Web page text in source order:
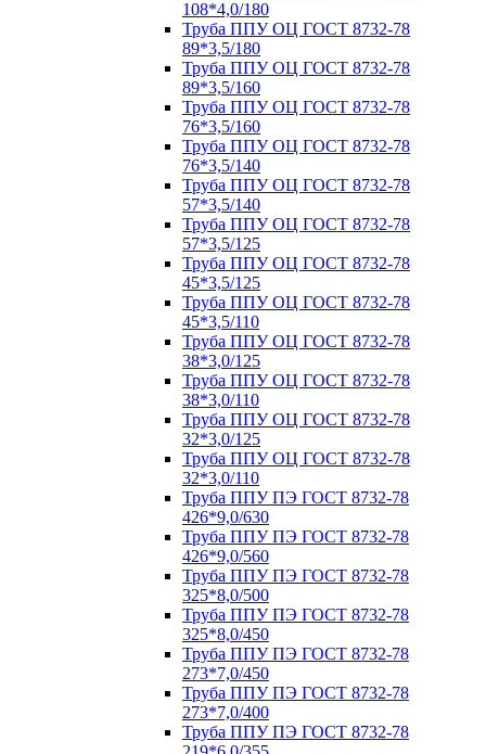
108*4,0/180
Труба ППУ ОЦ ГОСТ 8732-78
89*3,5/180
Труба ППУ ОЦ ГОСТ 8732-78
89*3,5/160
Труба ППУ ОЦ ГОСТ 8732-78
76*3,5/160
Труба ППУ ОЦ ГОСТ 8732-78
76*3,5/140
Труба ППУ ОЦ ГОСТ 8732-78
57*3,5/140
Труба ППУ ОЦ ГОСТ 8732-78
57*3,5/125
Труба ППУ ОЦ ГОСТ 8732-78
45*3,5/125
Труба ППУ ОЦ ГОСТ 8732-78
45*3,5/110
Труба ППУ ОЦ ГОСТ 8732-78
38*3,0/125
Труба ППУ ОЦ ГОСТ 8732-78
38*3,0/110
Труба ППУ ОЦ ГОСТ 8732-78
32*3,0/125
Труба ППУ ОЦ ГОСТ 8732-78
32*3,0/110
Труба ППУ ПЭ ГОСТ 8732-78
426*9,0/630
Труба ППУ ПЭ ГОСТ 8732-78
426*9,0/560
Труба ППУ ПЭ ГОСТ 8732-78
325*8,0/500
Труба ППУ ПЭ ГОСТ 8732-78
325*8,0/450
Труба ППУ ПЭ ГОСТ 8732-78
273*7,0/450
Труба ППУ ПЭ ГОСТ 8732-78
273*7,0/400
Труба ППУ ПЭ ГОСТ 8732-78